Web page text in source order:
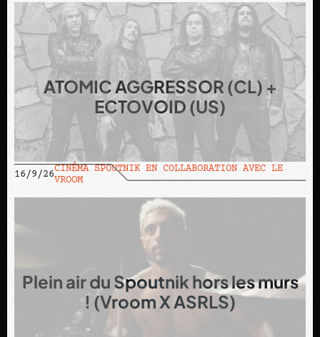
ATOMIC AGGRESSOR (CL) +
ECTOVOID (US)
16/9/26CINÉMA SPOUTNIK EN COLLABORATION AVEC LE
VROOM
Plein air du Spoutnik hors les murs
! (Vroom X ASRLS)